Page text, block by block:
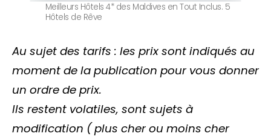
Meilleurs Hôtels 4* des Maldives en Tout Inclus. 5
Hôtels de Rêve
Au sujet des tarifs : les prix sont indiqués au
moment de la publication pour vous donner
un ordre de prix.
Ils restent volatiles, sont sujets à
modification ( plus cher ou moins cher